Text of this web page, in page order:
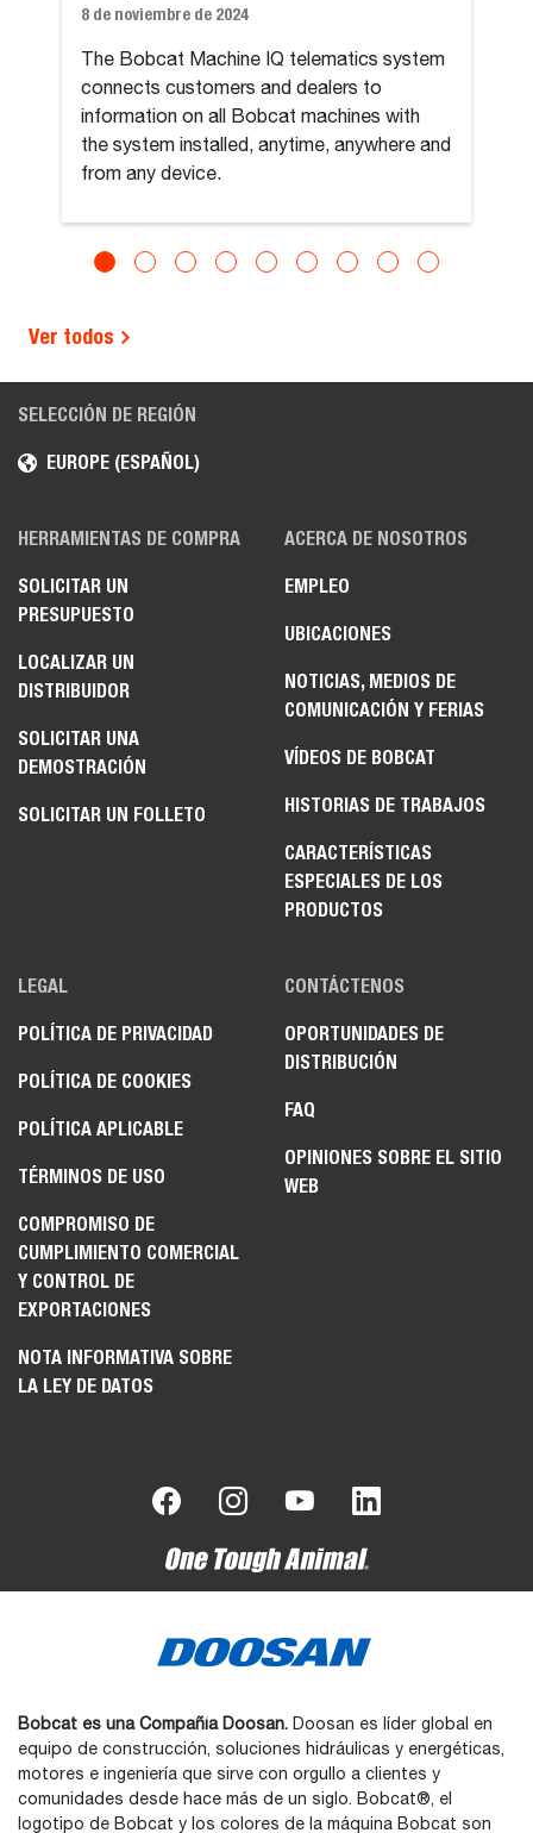
8 de noviembre de 2024
The Bobcat Machine IQ telematics system
connects customers and dealers to
information on all Bobcat machines with
the system installed, anytime, anywhere and
from any device.
Ver todos
SELECCIÓN DE REGIÓN
EUROPE (ESPAÑOL)
HERRAMIENTAS DE COMPRA
SOLICITAR UN
PRESUPUESTO
LOCALIZAR UN
DISTRIBUIDOR
SOLICITAR UNA
DEMOSTRACIÓN
SOLICITAR UN FOLLETO
ACERCA DE NOSOTROS
EMPLEO
UBICACIONES
NOTICIAS, MEDIOS DE
COMUNICACIÓN Y FERIAS
VÍDEOS DE BOBCAT
HISTORIAS DE TRABAJOS
CARACTERÍSTICAS
ESPECIALES DE LOS
PRODUCTOS
LEGAL
POLÍTICA DE PRIVACIDAD
POLÍTICA DE COOKIES
POLÍTICA APLICABLE
TÉRMINOS DE USO
COMPROMISO DE
CUMPLIMIENTO COMERCIAL
Y CONTROL DE
EXPORTACIONES
NOTA INFORMATIVA SOBRE
LA LEY DE DATOS
CONTÁCTENOS
OPORTUNIDADES DE
DISTRIBUCIÓN
FAQ
OPINIONES SOBRE EL SITIO
WEB
Bobcat es una Compañía Doosan. Doosan es líder global en
equipo de construcción, soluciones hidráulicas y energéticas,
motores e ingeniería que sirve con orgullo a clientes y
comunidades desde hace más de un siglo. Bobcat®, el
logotipo de Bobcat y los colores de la máquina Bobcat son